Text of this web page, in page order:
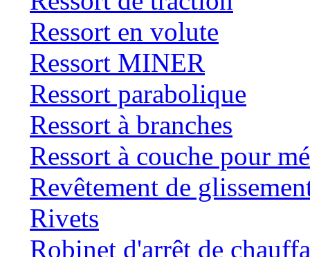
Ressort en volute
Ressort MINER
Ressort parabolique
Ressort à branches
Ressort à couche pour
Revêtement de
Rivets
Robinet d'arrêt de